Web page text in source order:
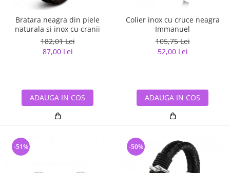
Bratara neagra din piele
naturala si inox cu cranii
182,01 Lei
87,00 Lei
ADAUGA IN COS
Colier inox cu cruce neagra
Immanuel
105,75 Lei
52,00 Lei
ADAUGA IN COS
-51% -50%